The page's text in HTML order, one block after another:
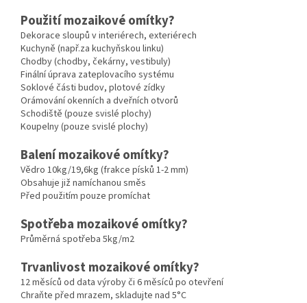
Použití mozaikové omítky?
Dekorace sloupů v interiérech, exteriérech
Kuchyně (např.za kuchyňskou linku)
Chodby (chodby, čekárny, vestibuly)
Finální úprava zateplovacího systému
Soklové části budov, plotové zídky
Orámování okenních a dveřních otvorů
Schodiště (pouze svislé plochy)
Koupelny (pouze svislé plochy)
Balení mozaikové omítky?
Vědro 10kg/19,6kg (frakce písků 1-2 mm)
Obsahuje již namíchanou směs
Před použitím pouze promíchat
Spotřeba mozaikové omítky?
Průměrná spotřeba 5kg/m2
Trvanlivost mozaikové omítky?
12 měsíců od data výroby či 6 měsíců po otevření
Chraňte před mrazem, skladujte nad 5°C